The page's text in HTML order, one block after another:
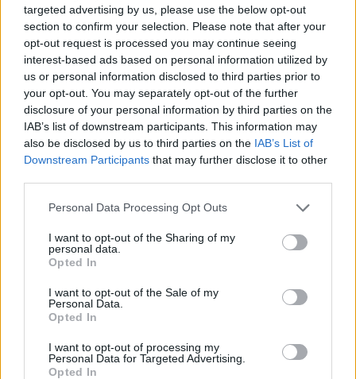
targeted advertising by us, please use the below opt-out
section to confirm your selection. Please note that after your
opt-out request is processed you may continue seeing
interest-based ads based on personal information utilized by
us or personal information disclosed to third parties prior to
your opt-out. You may separately opt-out of the further
disclosure of your personal information by third parties on the
IAB’s list of downstream participants. This information may
also be disclosed by us to third parties on the IAB’s List of
Downstream Participants that may further disclose it to other
Please note that this website/app uses one or more Google
not limited to your visit or usage behaviour. You may click to
grant or deny consent to Google and its third-party tags to
use your data for below specified purposes in below Google
consent section.
Personal Data Processing Opt Outs
I want to opt-out of the Sharing of my
personal data.
Opted In
I want to opt-out of the Sale of my
Personal Data.
Opted In
I want to opt-out of processing my
Personal Data for Targeted Advertising.
Opted In
Kövess minket, és értesülj a friss
hírekről a Facebookon is!
Követem
TUDOMÁNY-TECH
LÉGIBALESET #KOCKÁZAT #BIZTONSÁG #IATA
STATISZTIKA
REPÜLŐGÉP